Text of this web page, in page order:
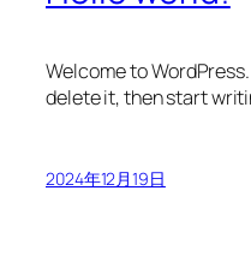
Welcome to
delete it, then start
2024年12月19日